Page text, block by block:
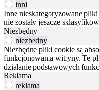
inni
Inne nieskategoryzowane
nie zostały jeszcze
Niezbędny
niezbedny
Niezbędne pliki cookie są
funkcjonowania witryny. Te
działanie podstawowych
Reklama
reklama